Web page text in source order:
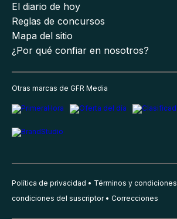
El diario de hoy
Reglas de concursos
Mapa del sitio
¿Por qué confiar en nosotros?
Otras marcas de GFR Media
Política de privacidad Términos y condiciones
condiciones del suscriptor
Correcciones